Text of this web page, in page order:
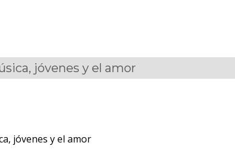
jóvenes y el amor
jóvenes y el amor